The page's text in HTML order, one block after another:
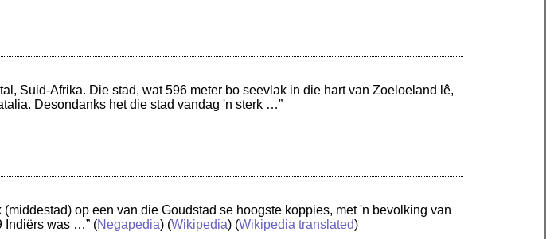
Suid-Afrika. Die stad, wat 596 meter bo seevlak in die hart van Zoeloeland lê,
Desondanks het die stad vandag 'n sterk …”
op een van die Goudstad se hoogste koppies, met 'n bevolking van
Indiërs was …” (Negapedia) (Wikipedia) (Wikipedia translated)